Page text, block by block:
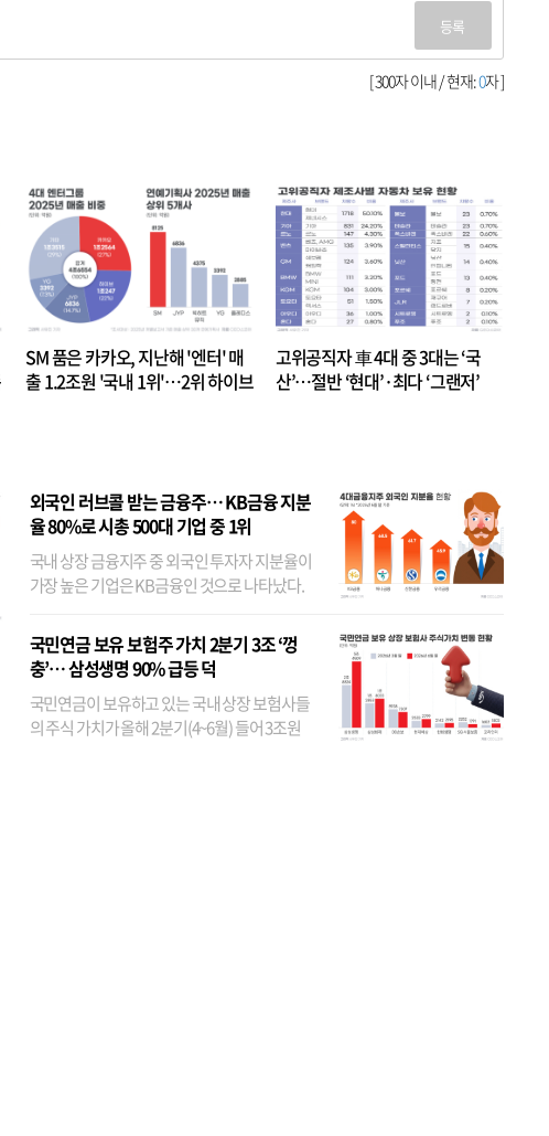
등록
[ 300자 이내 / 현재:0자 ]
SM 품은 카카오, 지난해 '엔터' 매
출 1.2조원 '국내 1위'…2위 하이브
고위공직자 車 4대 중 3대는 ‘국
산’…절반 ‘현대’·최다 ‘그랜저’
외국인 러브콜 받는 금융주… KB금융 지분
율 80%로 시총 500대 기업 중 1위
국내 상장 금융지주 중 외국인 투자자 지분율이
가장 높은 기업은 KB금융인 것으로 나타났다.
융이었다. 특히 KB금융은 지난달 말 기준 해외
기관투자자 지분율이...
국민연금 보유 보험주 가치 2분기 3조 ‘껑
충’… 삼성생명 90% 급등 덕
국민연금이 보유하고 있는 국내 상장 보험사들
의 주식 가치가 올해 2분기(4~6월) 들어 3조원